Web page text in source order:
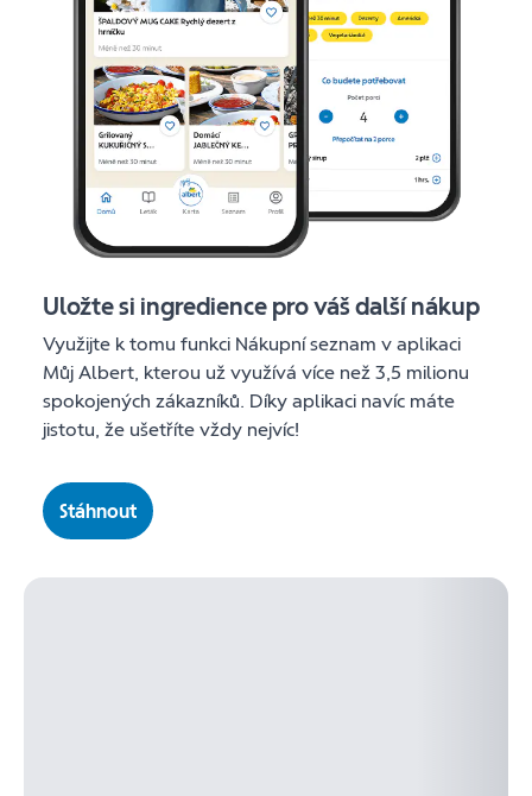
Uložte si ingredience pro váš další nákup
Využijte k tomu funkci Nákupní seznam v aplikaci
Můj Albert, kterou už využívá více než 3,5 milionu
spokojených zákazníků. Díky aplikaci navíc máte
jistotu, že ušetříte vždy nejvíc!
Stáhnout